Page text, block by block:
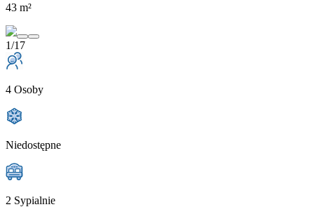
43 m²
1/17
4 Osoby
Niedostępne
2 Sypialnie